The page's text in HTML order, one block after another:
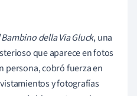
Bambino della Via Gluck, una
que aparece en fotos
persona, cobró fuerza en
y fotografías